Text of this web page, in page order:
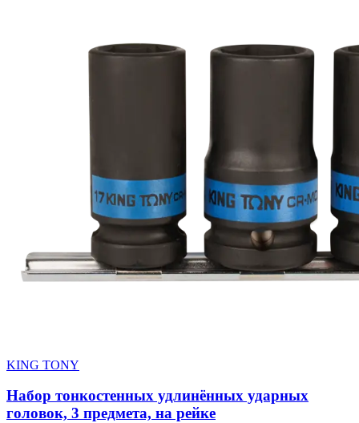
KING TONY
Набор тонкостенных удлинённых ударных
головок, 3 предмета, на рейке